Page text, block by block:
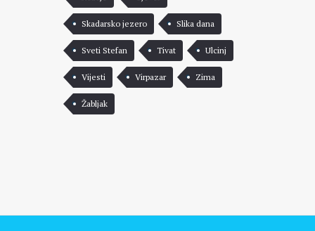
Skadarsko jezero Slika dana
Sveti Stefan Tivat Ulcinj
Vijesti Virpazar Zima
Žabljak